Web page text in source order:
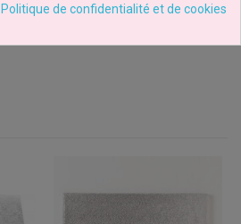
Politique de confidentialité et de cookies